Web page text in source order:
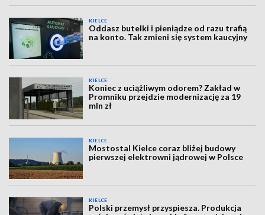
KIELCE
Oddasz butelki i pieniądze od razu trafią
na konto. Tak zmieni się system kaucyjny
KIELCE
Koniec z uciążliwym odorem? Zakład w
Promniku przejdzie modernizację za 19
mln zł
KIELCE
Mostostal Kielce coraz bliżej budowy
pierwszej elektrowni jądrowej w Polsce
KIELCE
Polski przemysł przyspiesza. Produkcja